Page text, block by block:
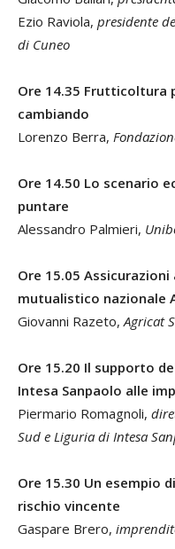
Ezio Raviola, presidente
di Cuneo
Ore 14.35 Frutticoltura
cambiando
Lorenzo Berra,
Ore 14.50 Lo scenario
puntare
Alessandro Palmieri,
Ore 15.05
mutualistico nazionale
Giovanni Razeto, Agricat
Ore 15.20 Il supporto
Intesa Sanpaolo alle
Piermario Romagnoli,
Sud e Liguria di Intesa
Ore 15.30 Un esempio
rischio vincente
Gaspare Brero,